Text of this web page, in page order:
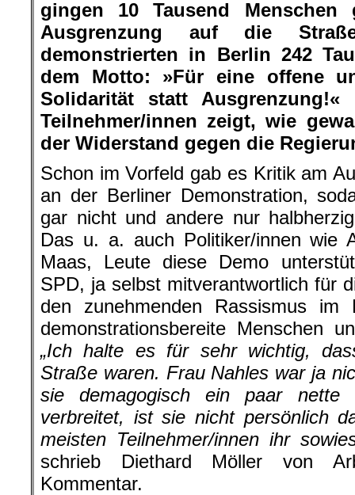
gingen 10 Tausend Menschen
Ausgrenzung auf die
demonstrierten in Berlin 242
dem Motto: »Für eine offene
Solidarität statt
Teilnehmer/innen zeigt, wie
der Widerstand gegen die
Schon im Vorfeld gab es Kritik am
an der Berliner Demonstration,
gar nicht und andere nur
Das u. a. auch Politiker/innen wie
Maas, Leute diese Demo
SPD, ja selbst mitverantwortlich für
den zunehmenden Rassismus
demonstrationsbereite Menschen
„Ich halte es für sehr wichtig,
Straße waren. Frau Nahles war ja
sie demagogisch ein paar
verbreitet, ist sie nicht persönlich
meisten Teilnehmer/innen ihr
schrieb Diethard Möller von
Kommentar.